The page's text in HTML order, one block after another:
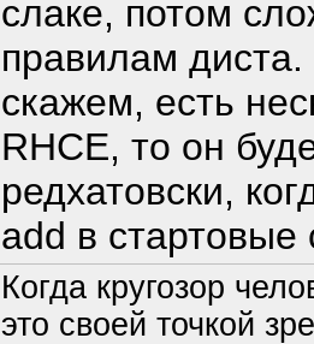
слаке, потом
правилам
скажем, есть
RHCE, то он
редхатовски,
add в стартовые
Когда кругозор
это своей точкой